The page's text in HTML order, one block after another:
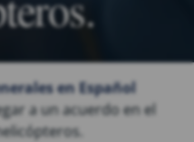
en Español
a un acuerdo en el